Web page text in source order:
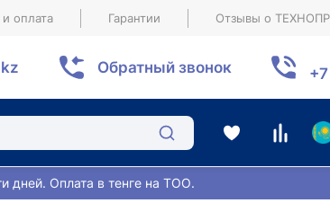
оплата Гарантии Отзывы о
Обратный звонок
дней. Оплата в тенге на ТОО.